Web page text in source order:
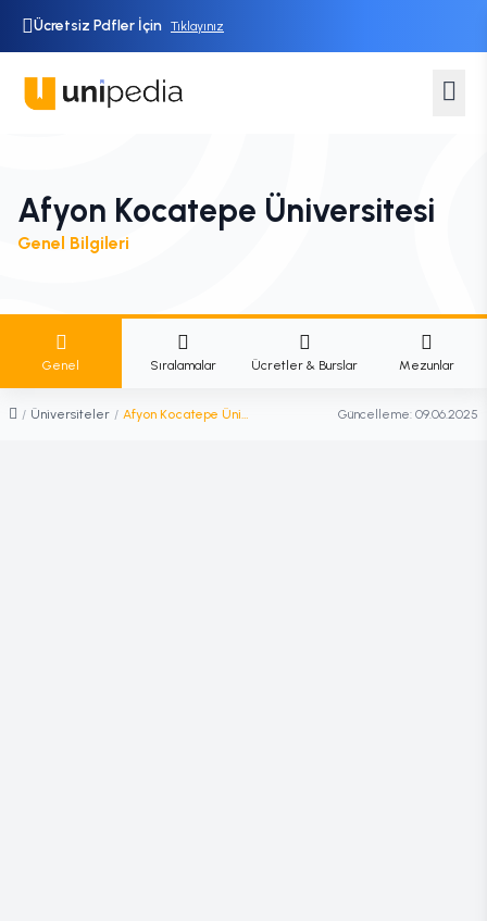
Ücretsiz Pdfler İçin Tıklayınız
Afyon Kocatepe Üniversitesi
Genel Bilgileri
Genel Sıralamalar Ücretler & Burslar Mezunlar
/ Üniversiteler / Afyon Kocatepe Üniversitesi Güncelleme: 09.06.2025